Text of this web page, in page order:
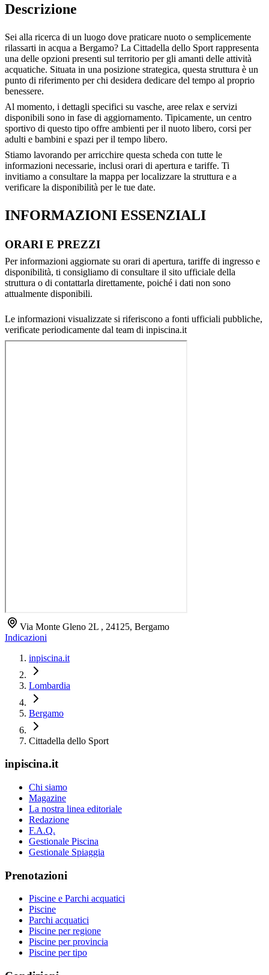
Descrizione
Sei alla ricerca di un luogo dove praticare nuoto o semplicemente
rilassarti in acqua a Bergamo? La Cittadella dello Sport rappresenta
una delle opzioni presenti sul territorio per gli amanti delle attività
acquatiche. Situata in una posizione strategica, questa struttura è un
punto di riferimento per chi desidera dedicare del tempo al proprio
benessere.
Al momento, i dettagli specifici su vasche, aree relax e servizi
disponibili sono in fase di aggiornamento. Tipicamente, un centro
sportivo di questo tipo offre ambienti per il nuoto libero, corsi per
adulti e bambini e spazi per il tempo libero.
Stiamo lavorando per arricchire questa scheda con tutte le
informazioni necessarie, inclusi orari di apertura e tariffe. Ti
invitiamo a consultare la mappa per localizzare la struttura e a
verificare la disponibilità per le tue date.
INFORMAZIONI ESSENZIALI
ORARI E PREZZI
Per informazioni aggiornate su orari di apertura, tariffe di ingresso e
disponibilità, ti consigliamo di consultare il sito ufficiale della
struttura o di contattarla direttamente, poiché i dati non sono
attualmente disponibili.
Le informazioni visualizzate si riferiscono a fonti ufficiali pubbliche,
verificate periodicamente dal team di inpiscina.it
Via Monte Gleno 2L , 24125, Bergamo
Indicazioni
inpiscina.it
Lombardia
Bergamo
Cittadella dello Sport
inpiscina.it
Chi siamo
Magazine
La nostra linea editoriale
Redazione
F.A.Q.
Gestionale Piscina
Gestionale Spiaggia
Prenotazioni
Piscine e Parchi acquatici
Piscine
Parchi acquatici
Piscine per regione
Piscine per provincia
Piscine per tipo